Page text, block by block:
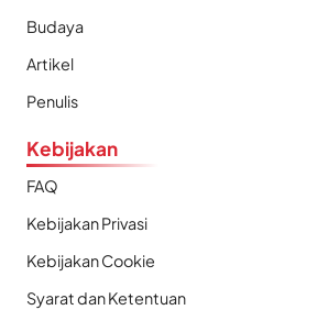
Budaya
Artikel
Penulis
Kebijakan
FAQ
Kebijakan Privasi
Kebijakan Cookie
Syarat dan Ketentuan